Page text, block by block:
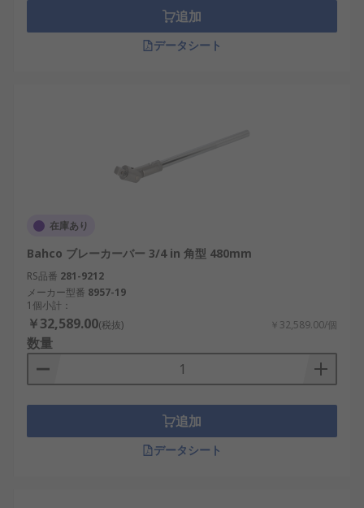
車からホイールナットを外す場合です。 ホイールは
季節条件に晒されるので、ホイールナットが固着し
ます。 ブレーカバーは取り外しの支援に最適な工具
ブレーカバーは機械工、 メンテナンスエンジニア、
DIY愛好家などによって使用され、きつく締まった
固定具の取り外しに最適です。
追加
データシート
在庫あり
Bahco ブレーカーバー 3/4 in 角型 480mm
RS品番 281-9212
メーカー型番 8957-19
1個小計：
￥32,589.00(税抜) ￥32,589.00/個
数量
追加
データシート